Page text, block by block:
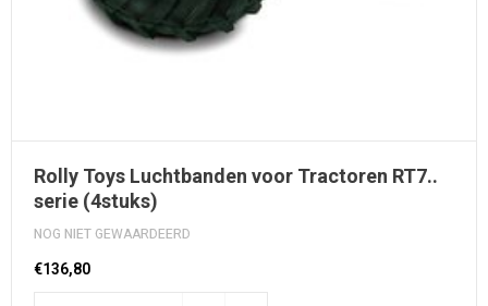
Rolly Toys Luchtbanden voor Tractoren RT7..
serie (4stuks)
NOG NIET GEWAARDEERD
€136,80